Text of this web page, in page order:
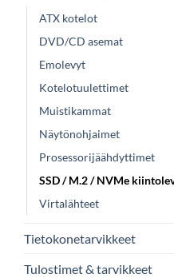
ATX kotelot
DVD/CD asemat
Emolevyt
Kotelotuulettimet
Muistikammat
Näytönohjaimet
Prosessorijäähdyttimet
SSD / M.2 / NVMe
Virtalähteet
Tietokonetarvikkeet
Tulostimet & tarvikkeet